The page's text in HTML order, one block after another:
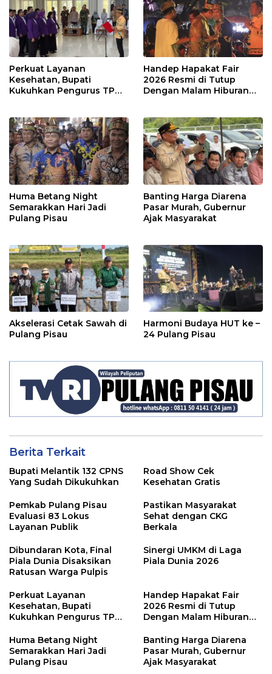
Perkuat Layanan
Kesehatan, Bupati
Kukuhkan Pengurus TP
Handep Hapakat Fair
2026 Resmi di Tutup
Dengan Malam Hiburan
Huma Betang Night
Semarakkan Hari Jadi
Pulang Pisau
Banting Harga Diarena
Pasar Murah, Gubernur
Ajak Masyarakat
Akselerasi Cetak Sawah di
Pulang Pisau
Harmoni Budaya HUT ke –
24 Pulang Pisau
Berita Terkait
Bupati Melantik 132 CPNS
Yang Sudah Dikukuhkan
Road Show Cek
Kesehatan Gratis
Pemkab Pulang Pisau
Evaluasi 83 Lokus
Layanan Publik
Pastikan Masyarakat
Sehat dengan CKG
Berkala
Dibundaran Kota, Final
Piala Dunia Disaksikan
Ratusan Warga Pulpis
Sinergi UMKM di Laga
Piala Dunia 2026
Perkuat Layanan
Kesehatan, Bupati
Kukuhkan Pengurus TP
Handep Hapakat Fair
2026 Resmi di Tutup
Dengan Malam Hiburan
Huma Betang Night
Semarakkan Hari Jadi
Pulang Pisau
Banting Harga Diarena
Pasar Murah, Gubernur
Ajak Masyarakat